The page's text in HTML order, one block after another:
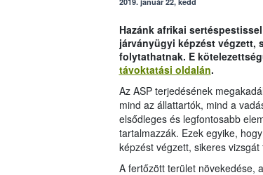
Hazánk afrikai
járványügyi képzést végzett,
folytathatnak. E
távoktatási oldalán.
Az ASP terjedésének
mind az állattartók, mind a
elsődleges és legfontosabb
tartalmazzák. Ezek egyike,
képzést végzett, sikeres
A fertőzött terület növekedése,